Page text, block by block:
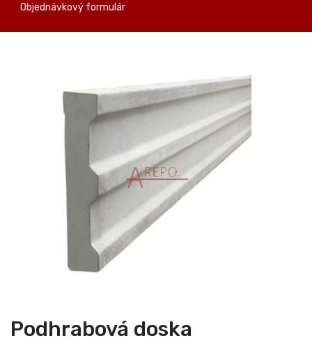
Objednávkový formulár
Podhrabová doska
the
beginning